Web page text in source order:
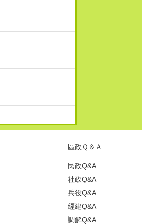
區政Ｑ＆Ａ
民政Q&A
社政Q&A
兵役Q&A
經建Q&A
調解Q&A